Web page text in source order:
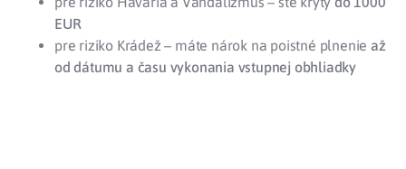
EUR
pre riziko Krádež – máte nárok na poistné plnenie až
od dátumu a času vykonania vstupnej obhliadky